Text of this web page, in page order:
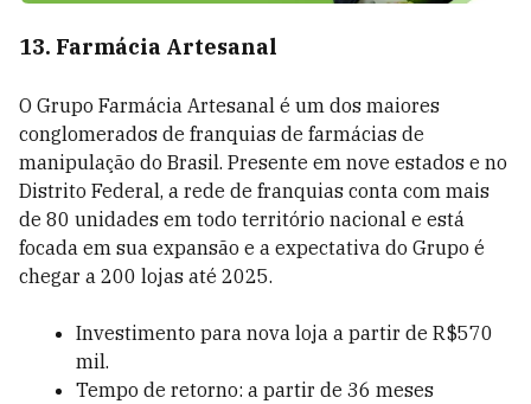
13. Farmácia Artesanal
O Grupo Farmácia Artesanal é um dos maiores
conglomerados de franquias de farmácias de
manipulação do Brasil. Presente em nove estados e no
Distrito Federal, a rede de franquias conta com mais
de 80 unidades em todo território nacional e está
focada em sua expansão e a expectativa do Grupo é
chegar a 200 lojas até 2025.
Investimento para nova loja a partir de R$570
mil.
Tempo de retorno: a partir de 36 meses